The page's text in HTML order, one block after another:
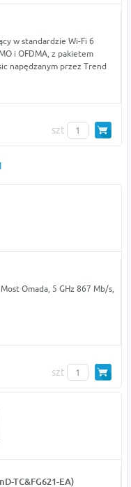
w standardzie Wi-Fi 6
i OFDMA, z pakietem
napędzanym przez Trend
szt
Omada, 5 GHz 867 Mb/s,
szt
TC&FG621-EA)